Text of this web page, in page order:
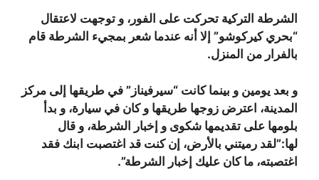
الشرطة التركية تحركت على الفور، و توجهت لاعتقال
“بحري كيركوشو” إلا أنه عندما شعر بمجيء الشرطة قام
بالفرار من المنزل.
و بعد يومين و بينما كانت “سيرفيناز” في طريقها إلى مركز
المدينة، اعترض زوجها طريقها و كان في سيارة، و بدأ
بلومها على تقديمها شكوى و إخبار الشرطة، و قال
لها:”لقد رميتني بالأرض، إن كنت قد اغتصبت ابنك فقد
اغتصبته، ما كان عليك إخبار الشرطة”.